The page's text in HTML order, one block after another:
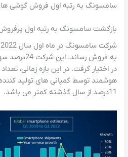
سامسونگ به رتبه اول فروش گوشی های
بازگشت سامسونگ به رتبه اول
به فروش
هوشمند توسط کمپانی های تولید
11درصد از سال گذشته کمتر می باشد.